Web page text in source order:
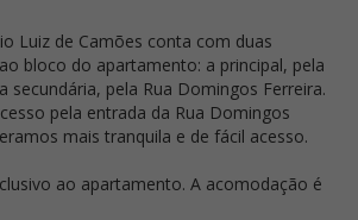
Luiz de Camões conta com duas
bloco do apartamento: a principal, pela
secundária, pela Rua Domingos Ferreira.
pela entrada da Rua Domingos
mais tranquila e de fácil acesso.
ao apartamento. A acomodação é